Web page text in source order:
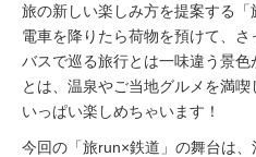
駅から 探す
旅の新しい楽しみ方を提案する「
電車を降りたら荷物を預けて、
バスで巡る旅行とは一味違う景
とは、温泉やご当地グルメを満
いっぱい楽しめちゃいます！
今回の「旅run×鉄道」の舞台は